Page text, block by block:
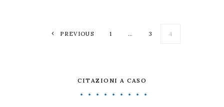
Paginazione
PREVIOUS 1 … 3 4
CITAZIONI A CASO